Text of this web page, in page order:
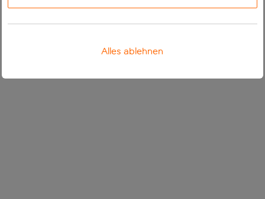
Alles ablehnen